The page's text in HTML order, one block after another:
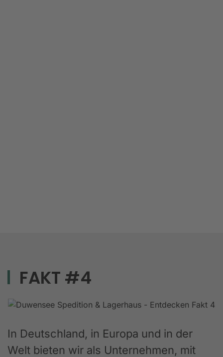
FAKT #4
In Deutschland, in Europa und in der
Welt bieten wir als Unternehmen, mit